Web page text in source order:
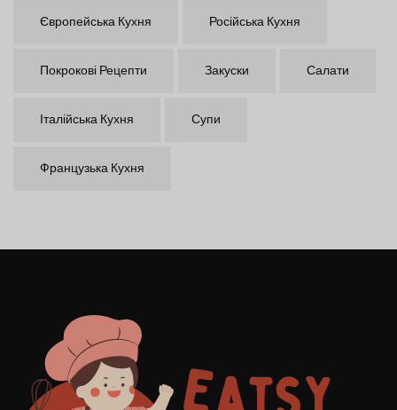
Європейська Кухня Російська Кухня
Покрокові Рецепти Закуски Салати
Італійська Кухня Супи
Французька Кухня